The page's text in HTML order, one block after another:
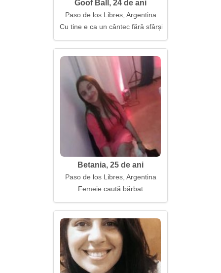
Goof Ball, 24 de ani
Paso de los Libres, Argentina
Cu tine e ca un cântec fără sfârșit
Betania, 25 de ani
Paso de los Libres, Argentina
Femeie caută bărbat